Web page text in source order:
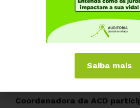
Coordenadora da ACD
Saiba mais